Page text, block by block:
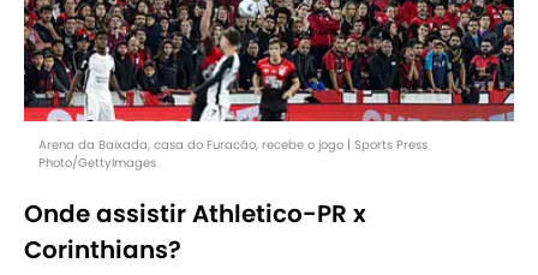
Arena da Baixada, casa do Furacão, recebe o jogo | Sports Press
Photo/GettyImages
Onde assistir Athletico-PR x
Corinthians?